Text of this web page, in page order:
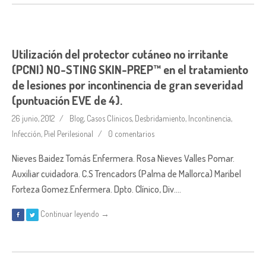
Utilización del protector cutáneo no irritante
(PCNI) NO-STING SKIN-PREP™ en el tratamiento
de lesiones por incontinencia de gran severidad
(puntuación EVE de 4).
26 junio, 2012 Blog, Casos Clínicos, Desbridamiento, Incontinencia,
Infección, Piel Perilesional 0 comentarios
Nieves Baidez Tomás Enfermera. Rosa Nieves Valles Pomar.
Auxiliar cuidadora. C.S Trencadors (Palma de Mallorca) Maribel
Forteza Gomez.Enfermera. Dpto. Clínico, Div….
Continuar leyendo →